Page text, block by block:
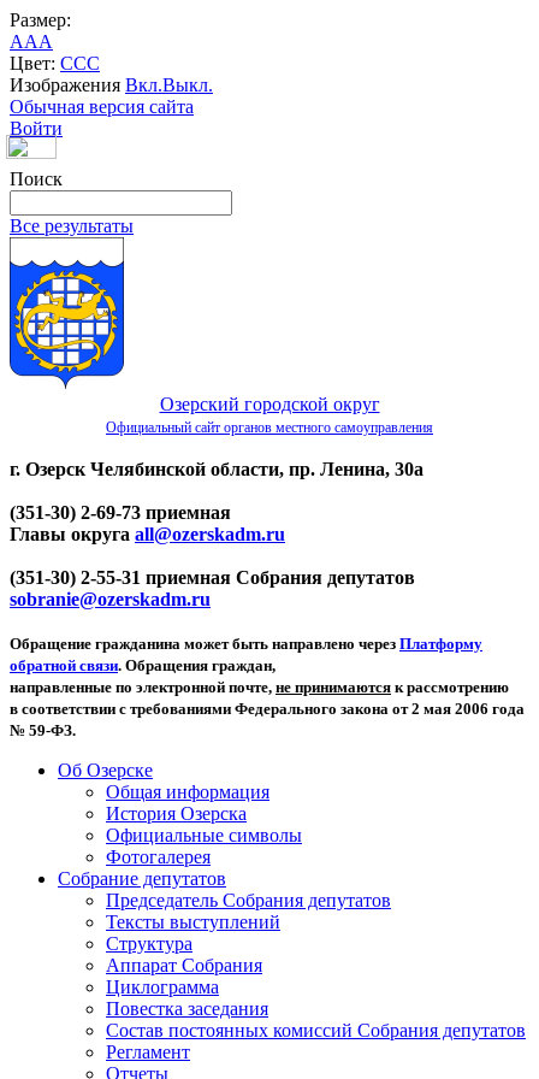
Размер:
AAA
Цвет: CCC
Изображения Вкл.Выкл.
Обычная версия сайта
Войти
Поиск
Все результаты
Озерский городской округ
Официальный сайт органов местного самоуправления
г. Озерск Челябинской области, пр. Ленина, 30а
(351-30) 2-69-73 приемная
Главы округа all@ozerskadm.ru
(351-30) 2-55-31 приемная Собрания депутатов
sobranie@ozerskadm.ru
Обращение гражданина может быть направлено через Платформу
обратной связи. Обращения граждан,
направленные по электронной почте, не принимаются к рассмотрению
в соответствии с требованиями Федерального закона от 2 мая 2006 года
№ 59-ФЗ.
Об Озерске
Общая информация
История Озерска
Официальные символы
Фотогалерея
Собрание депутатов
Председатель Собрания депутатов
Тексты выступлений
Структура
Аппарат Собрания
Циклограмма
Повестка заседания
Состав постоянных комиссий Собрания депутатов
Регламент
Отчеты